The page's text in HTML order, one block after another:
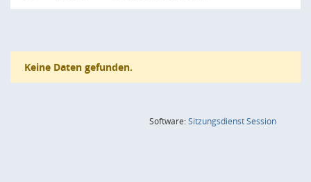
Keine Daten gefunden.
Software:SitzungsdienstSession(Wird in